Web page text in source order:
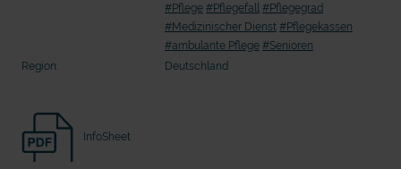
#Pflege #Pflegefall
#Pflegegrad
#Medizinischer Dienst #Pflegekassen
#ambulante Pflege #Senioren
Region:
Deutschland
InfoSheet